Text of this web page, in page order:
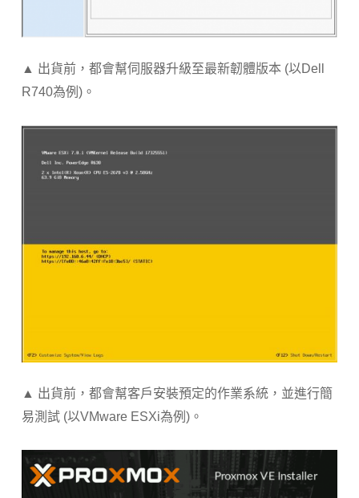
▲ 出貨前，都會幫伺服器升級至最新韌體版本 (以Dell
R740為例)。
▲ 出貨前，都會幫客戶安裝預定的作業系統，並進行簡
易測試 (以VMware ESXi為例)。